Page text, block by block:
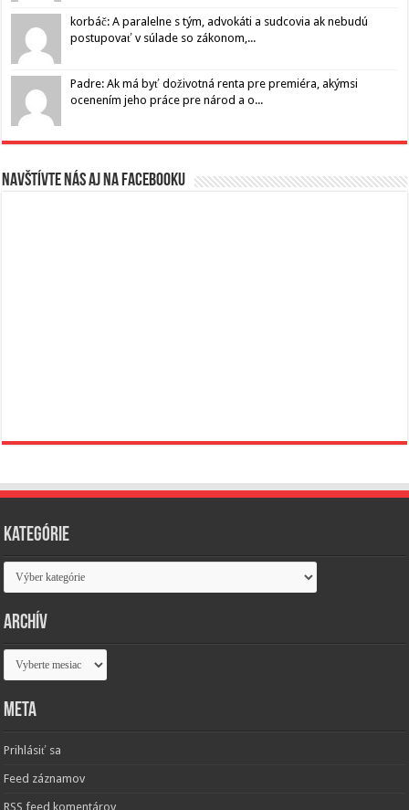
korbáč: A paralelne s tým, advokáti a sudcovia ak nebudú
postupovať v súlade so zákonom,...
Padre: Ak má byť doživotná renta pre premiéra, akýmsi
ocenením jeho práce pre národ a o...
Navštívte nás aj na Facebooku
Kategórie
Kategórie
Archív
Archív
Meta
Prihlásiť sa
Feed záznamov
RSS feed komentárov